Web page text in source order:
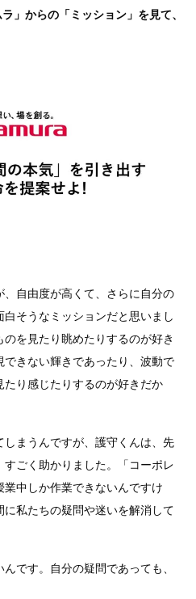
」からの「ミッション」を見て、
自由度が高くて、さらに自分の
そうなミッションだと思いまし
を見たり眺めたりするのが好き
きない輝きであったり、波動で
り感じたりするのが好きだか
まうんですが、護守くんは、先
ごく助かりました。「コーポレ
中しか作業できないんですけ
私たちの疑問や迷いを解消して
です。自分の疑問であっても、